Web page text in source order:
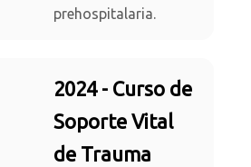
prehospitalaria.
2024 - Curso de
Soporte Vital
de Trauma